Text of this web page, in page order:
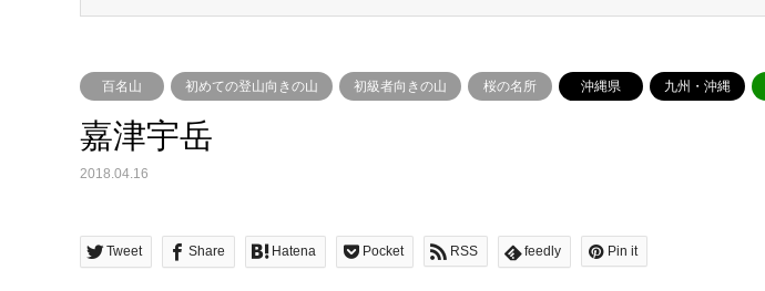
百名山 初めての登山向きの山 初級者向きの山 桜の名所 沖縄県 九州・沖縄
嘉津宇岳
2018.04.16
Tweet Share Hatena Pocket RSS feedly Pin it